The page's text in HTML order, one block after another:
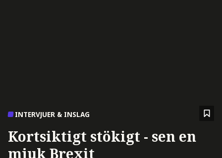
INTERVJUER & INSLAG
Kortsiktigt stökigt - sen en
mjuk Brexit